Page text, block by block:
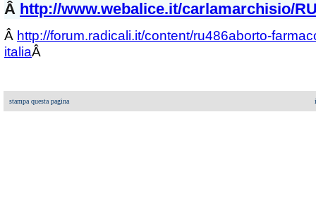
Â http://www.webalice.it/carlamarchisio/
Â http://forum.radicali.it/content/ru486aborto-
italiaÂ
stampa questa pagina